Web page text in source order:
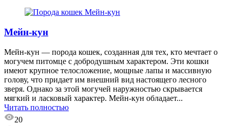
Мейн-кун
Мейн-кун — порода кошек, созданная для тех, кто мечтает о
могучем питомце с добродушным характером. Эти кошки
имеют крупное телосложение, мощные лапы и массивную
голову, что придает им внешний вид настоящего лесного
зверя. Однако за этой могучей наружностью скрывается
мягкий и ласковый характер. Мейн-кун обладает...
Читать полностью
20